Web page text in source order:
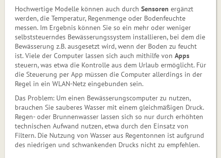
Hochwertige Modelle können auch durch Sensoren ergänzt
werden, die Temperatur, Regenmenge oder Bodenfeuchte
messen. Im Ergebnis können Sie so ein mehr oder weniger
selbststeuerndes Bewässerungssystem installieren, bei dem die
Bewässerung z.B. ausgesetzt wird, wenn der Boden zu feucht
ist. Viele der Computer lassen sich auch mithilfe von Apps
steuern, was etwa die Kontrolle aus dem Urlaub ermöglicht. Für
die Steuerung per App müssen die Computer allerdings in der
Regel in ein WLAN-Netz eingebunden sein.
Das Problem: Um einen Bewässerungscomputer zu nutzen,
brauchen Sie sauberes Wasser mit einem gleichmäßigen Druck.
Regen- oder Brunnenwasser lassen sich so nur durch erhöhten
technischen Aufwand nutzen, etwa durch den Einsatz von
Filtern. Die Nutzung von Wasser aus Regentonnen ist aufgrund
des niedrigen und schwankenden Drucks nicht zu empfehlen.